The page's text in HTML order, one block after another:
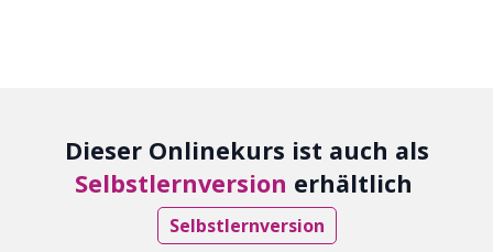
Dieser Onlinekurs ist auch als
Selbstlernversion erhältlich
Selbstlernversion